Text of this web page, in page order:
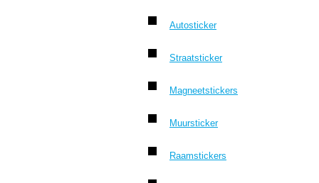
Autosticker
Straatsticker
Magneetstickers
Muursticker
Raamstickers